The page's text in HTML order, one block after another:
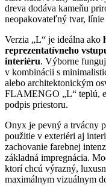
dreva dodáva kameňu
neopakovateľný tvar,
Verzia „L“ je ideálna ako
reprezentatívneho
interiéru. Výborne
v kombinácii s
alebo architektonickým
FLAMENGO „L“ teplú,
podpis priestoru.
Onyx je pevný a trvácny
použitie v exteriéri aj
zachovanie farebnej
základná impregnácia.
ktorí chcú výrazný,
maximálnym vizuálnym